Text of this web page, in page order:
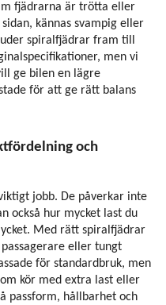
fjädrarna är trötta eller
kännas svampig eller
spiralfjädrar fram till
men vi
ge bilen en lägre
för att ge rätt balans
och
jobb. De påverkar inte
också hur mycket last du
Med rätt spiralfjädrar
eller tungt
för standardbruk, men
kör med extra last eller
passform, hållbarhet och